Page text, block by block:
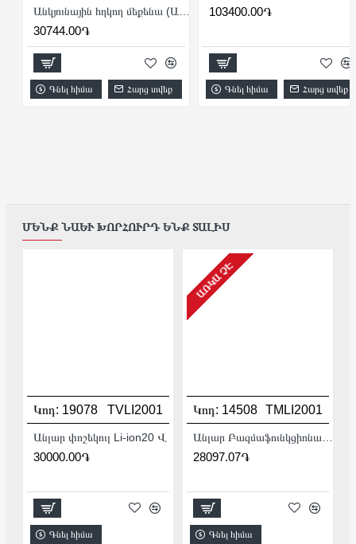
Անկյունային հղկող մեքենա (ԱՀՄ) - Բալգարկա /900Վատտ/125մմ/Արագության կարգավորիչով/Արտադրական/INDUSTRIAL
30744.00֏
Գնել հիմա Հարց տվեք
103400.00֏
Գնել հիմա Հարց տվեք
ՄԵՆՔ ՆԱԵՒ ԽՈՐՀՈՒՐԴ ԵՆՔ ՏԱԼԻՍ
Կոդ: 19078 TVLI2001
Անլար փոշեկուլ Li-ion20 Վ
30000.00֏
Գնել հիմա
ԱՌԿԱ ՉԷ
Կոդ: 14508 TMLI2001
28097.07֏
Գնել հիմա